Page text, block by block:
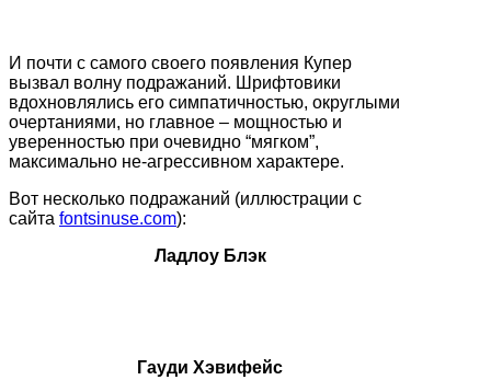
И почти с самого своего появления Купер
вызвал волну подражаний. Шрифтовики
вдохновлялись его симпатичностью, округлыми
очертаниями, но главное – мощностью и
уверенностью при очевидно “мягком”,
максимально не-агрессивном характере.
Вот несколько подражаний (иллюстрации с
сайта fontsinuse.com):
Ладлоу Блэк
Гауди Хэвифейс